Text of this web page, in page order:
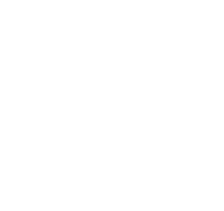
da una località
dettagliate https://
ecosistema tecnologico
del giocatore. In questo
le recenti evoluzioni
per operatori e